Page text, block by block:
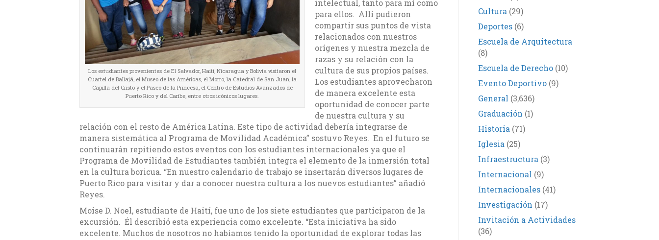
Los estudiantes provenientes de El Salvador, Haití, Nicaragua y Bolivia visitaron el
Cuartel de Ballajá, el Museo de las Américas, el Morro, la Catedral de San Juan, la
Capilla del Cristo y el Paseo de la Princesa, el Centro de Estudios Avanzados de
Puerto Rico y del Caribe, entre otros icónicos lugares.
intelectual, tanto para mí como
para ellos. Allí pudieron
compartir sus puntos de vista
relacionados con nuestros
orígenes y nuestra mezcla de
razas y su relación con la
cultura de sus propios países.
Los estudiantes aprovecharon
de manera excelente esta
oportunidad de conocer parte
de nuestra cultura y su
relación con el resto de América Latina. Este tipo de actividad debería integrarse de
manera sistemática al Programa de Movilidad Académica” sostuvo Reyes. En el futuro se
continuarán repitiendo estos eventos con los estudiantes internacionales ya que el
Programa de Movilidad de Estudiantes también integra el elemento de la inmersión total
en la cultura boricua. “En nuestro calendario de trabajo se insertarán diversos lugares de
Puerto Rico para visitar y dar a conocer nuestra cultura a los nuevos estudiantes” añadió
Reyes.
Moise D. Noel, estudiante de Haití, fue uno de los siete estudiantes que participaron de la
excursión. Él describió esta experiencia como excelente. “Esta iniciativa ha sido
excelente. Muchos de nosotros no habíamos tenido la oportunidad de explorar todas las
Cultura (29)
Deportes(6)
Escuela de Arquitectura
(8)
Escuela de Derecho(10)
Evento Deportivo(9)
General (3,636)
Graduación (1)
Historia (71)
Iglesia (25)
Infraestructura (3)
Internacional (9)
Internacionales(41)
Investigación (17)
Invitación a Actividades
(36)